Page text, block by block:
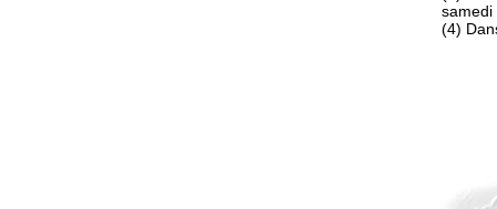
samedi
(4)